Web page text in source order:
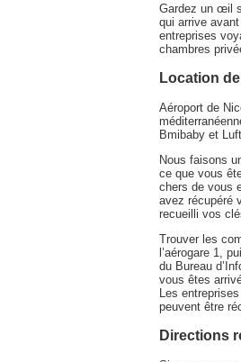
Gardez un œil
qui arrive
entreprises
chambres
Location
Aéroport de
Bmibaby et
Nous faisons
ce que vous
chers de vous
avez récupéré
recueilli vos
Trouver les
l’aérogare 1,
du Bureau
vous êtes
Les
peuvent être
Directions